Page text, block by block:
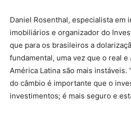
Daniel Rosenthal, especialista em
imobiliários e organizador do
que para os brasileiros a
fundamental, uma vez que o real e
América Latina são mais instáveis.
do câmbio é importante que o
investimentos; é mais seguro e